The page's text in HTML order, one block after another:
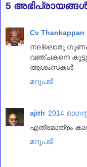
5
Cv Thankappan
നല്ലൊരു
വഞ്ചകനെ
ആശംസകള്‍
മറുപടി
ajith 2014
എത്രമാത്രം
മറുപടി